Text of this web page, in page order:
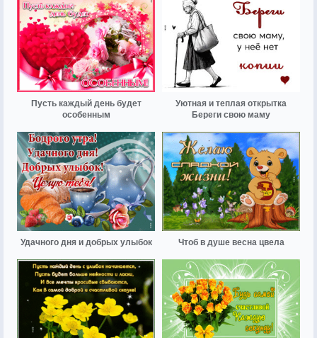
Пусть каждый день будет
особенным
Уютная и теплая открытка
Береги свою маму
Удачного дня и добрых улыбок Чтоб в душе весна цвела